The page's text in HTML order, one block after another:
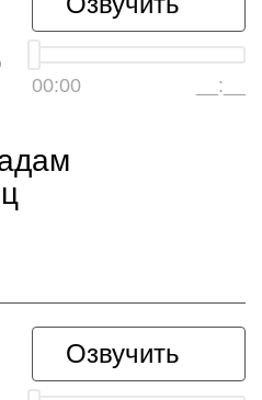
00:00 __:__
Озвучить